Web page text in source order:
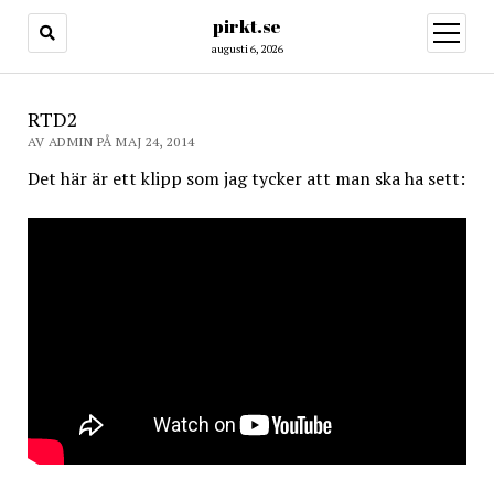
pirkt.se
augusti 6, 2026
öppna
meny
RTD2
AV ADMIN PÅ MAJ 24, 2014
Det här är ett klipp som jag tycker att man ska ha sett: